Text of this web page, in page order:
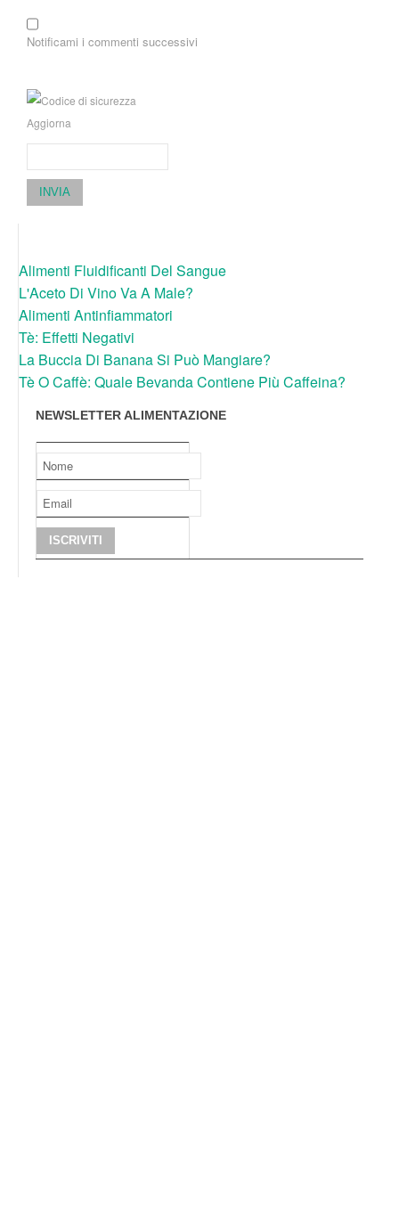
Notificami i commenti successivi
Aggiorna
INVIA
Alimenti Fluidificanti Del Sangue
L'Aceto Di Vino Va A Male?
Alimenti Antinfiammatori
Tè: Effetti Negativi
La Buccia Di Banana Si Può Mangiare?
Tè O Caffè: Quale Bevanda Contiene Più Caffeina?
NEWSLETTER ALIMENTAZIONE